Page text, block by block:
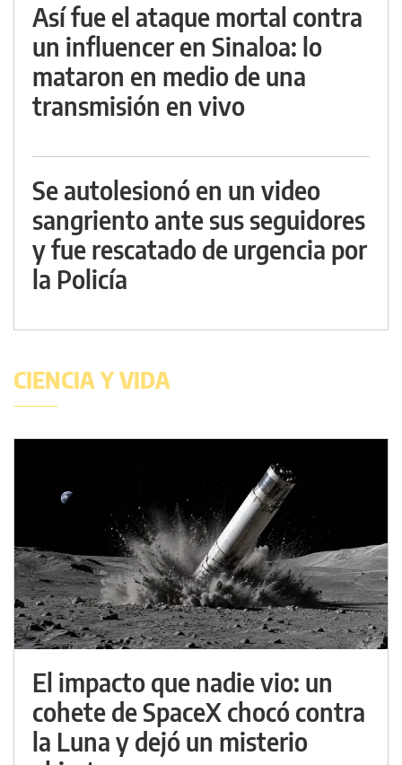
Así fue el ataque mortal contra
un influencer en Sinaloa: lo
mataron en medio de una
transmisión en vivo
Se autolesionó en un video
sangriento ante sus seguidores
y fue rescatado de urgencia por
la Policía
CIENCIA Y VIDA
El impacto que nadie vio: un
cohete de SpaceX chocó contra
la Luna y dejó un misterio